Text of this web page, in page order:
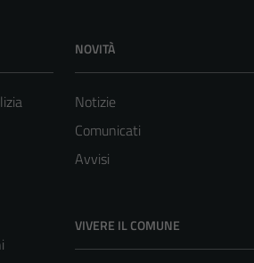
NOVITÀ
Notizie
Comunicati
Avvisi
VIVERE IL COMUNE